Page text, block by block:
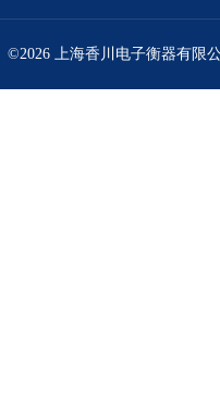
©2026 上海香川电子衡器有限